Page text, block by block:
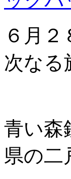
６月
次なる
青い森
県の二